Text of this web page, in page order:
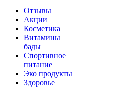
Отзывы
Акции
Косметика
Витамины
бады
Спортивное
питание
Эко продукты
Здоровье